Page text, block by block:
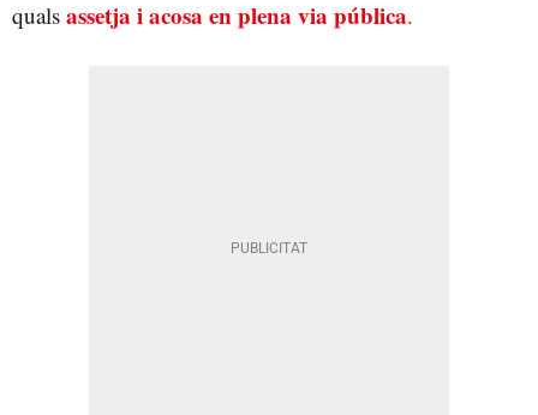
quals assetja i acosa en plena via pública.